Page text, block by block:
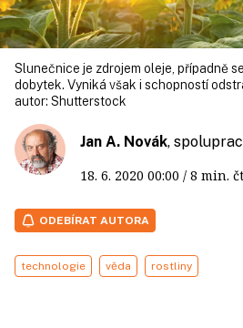
Slunečnice je zdrojem oleje, případně
dobytek. Vyniká však i schopností
autor: Shutterstock
Jan A. Novák,
18. 6. 2020 00:00 / 8 min.
ODEBÍRAT AUTORA
technologie věda rostliny